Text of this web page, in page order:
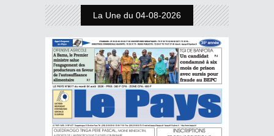
La Une du 04-08-2026